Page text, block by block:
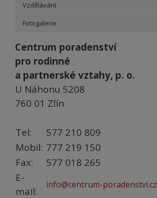
Vzdělávání
Fotogalerie
Centrum poradenství
pro rodinné
a partnerské vztahy, p. o.
U Náhonu 5208
760 01 Zlín
Tel:
577 210 809
Mobil: 777 219 150
Fax:
577 018 265
E-
mail:
info@centrum-poradenstvi.cz